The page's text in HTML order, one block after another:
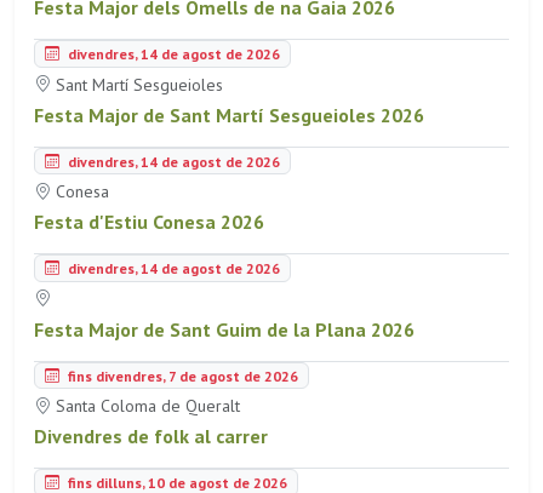
Festa Major dels Omells de na Gaia 2026
divendres, 14 de agost de 2026
Sant Martí Sesgueioles
Festa Major de Sant Martí Sesgueioles 2026
divendres, 14 de agost de 2026
Conesa
Festa d'Estiu Conesa 2026
divendres, 14 de agost de 2026
Festa Major de Sant Guim de la Plana 2026
fins divendres, 7 de agost de 2026
Santa Coloma de Queralt
Divendres de folk al carrer
fins dilluns, 10 de agost de 2026